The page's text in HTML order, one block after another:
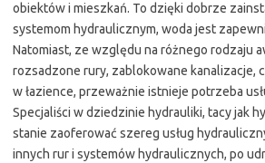
obiektów i mieszkań. To dzięki dobrze
systemom hydraulicznym, woda jest
Natomiast, ze względu na różnego rodzaju
rozsadzone rury, zablokowane kanalizacje,
w łazience, przeważnie istnieje potrzeba
Specjaliści w dziedzinie hydrauliki, tacy jak
stanie zaoferować szereg usług
innych rur i systemów hydraulicznych, po